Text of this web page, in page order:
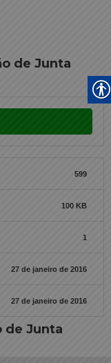
de Junta
599
100 KB
1
27 de janeiro de 2016
27 de janeiro de 2016
de Junta